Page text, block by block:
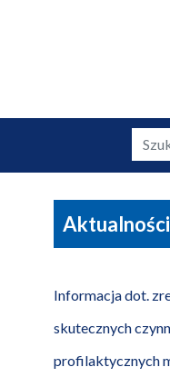
Szukaj
Aktualności
Informacja dot.
skutecznych
profilaktycznych